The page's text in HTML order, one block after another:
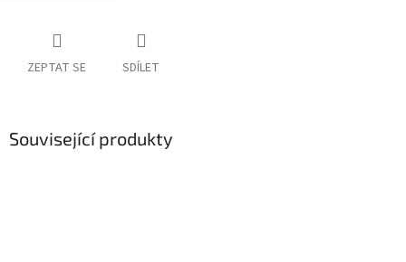
ZEPTAT SE SDÍLET
Související produkty